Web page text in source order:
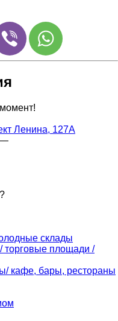
Ленина, 127А
склады
торговые площади /
кафе, бары, рестораны